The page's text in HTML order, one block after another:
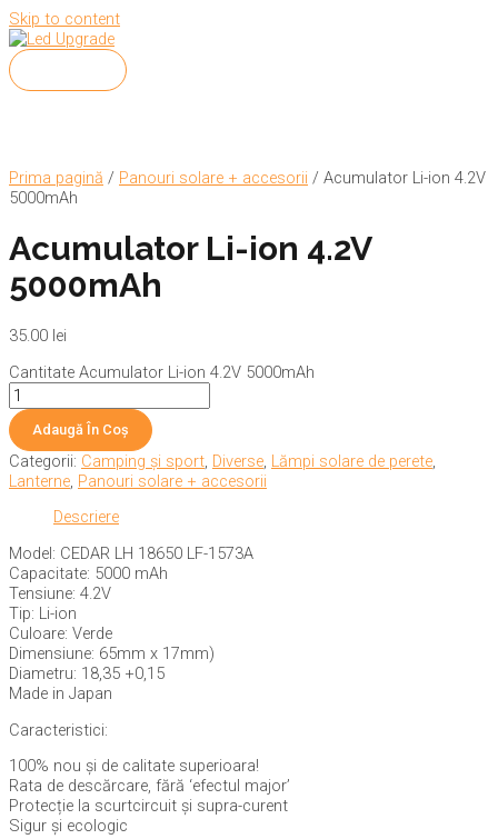
Skip to content
Prima pagină / Panouri solare + accesorii / Acumulator Li-ion 4.2V
5000mAh
Acumulator Li-ion 4.2V
5000mAh
35.00 lei
Cantitate Acumulator Li-ion 4.2V 5000mAh
Adaugă În Coș
Categorii: Camping și sport, Diverse, Lămpi solare de perete,
Lanterne, Panouri solare + accesorii
Descriere
Model: CEDAR LH 18650 LF-1573A
Capacitate: 5000 mAh
Tensiune: 4.2V
Tip: Li-ion
Culoare: Verde
Dimensiune: 65mm x 17mm)
Diametru: 18,35 +0,15
Made in Japan
Caracteristici:
100% nou și de calitate superioara!
Rata de descărcare, fără ‘efectul major’
Protecție la scurtcircuit și supra-curent
Sigur și ecologic